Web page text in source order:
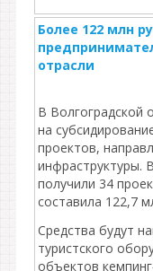
Более 122 млн
отрасли
В Волгоградской
на
проектов,
инфраструктуры.
получили 34
составила 122,7
Средства будут
туристского
объектов